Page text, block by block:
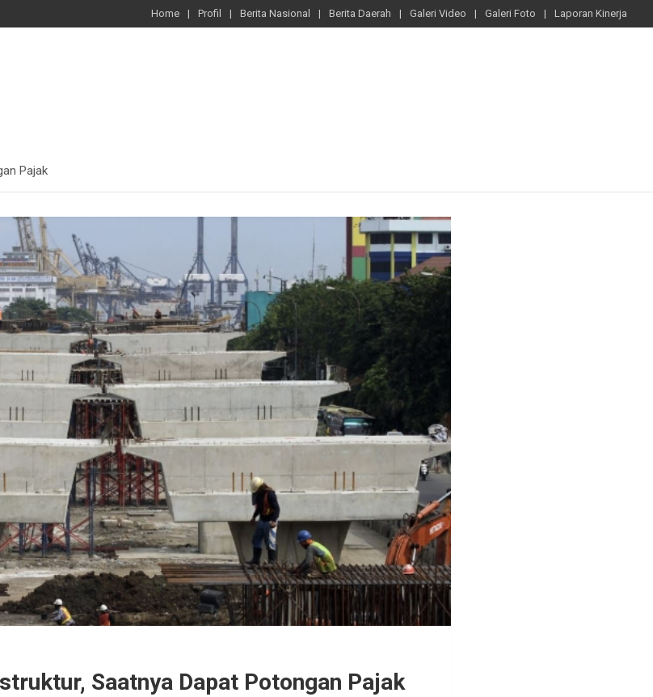
Home Profil Berita Nasional Berita Daerah Galeri Video Galeri Foto Laporan Kinerja
Pajak
Saatnya Dapat Potongan Pajak